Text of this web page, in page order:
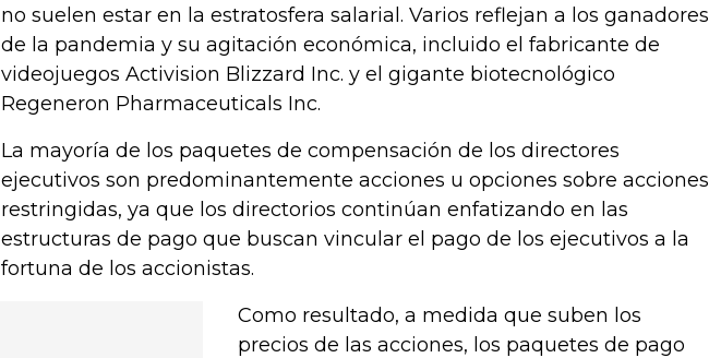
no suelen estar en la estratosfera salarial. Varios reflejan a los ganadores
de la pandemia y su agitación económica, incluido el fabricante de
videojuegos Activision Blizzard Inc. y el gigante biotecnológico
Regeneron Pharmaceuticals Inc.
La mayoría de los paquetes de compensación de los directores
ejecutivos son predominantemente acciones u opciones sobre acciones
restringidas, ya que los directorios continúan enfatizando en las
estructuras de pago que buscan vincular el pago de los ejecutivos a la
fortuna de los accionistas.
Como resultado, a medida que suben los
precios de las acciones, los paquetes de pago